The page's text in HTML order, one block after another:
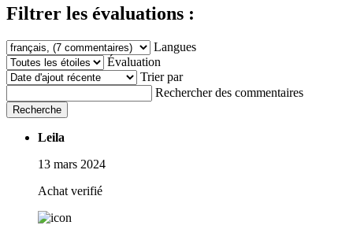
Filtrer les évaluations :
Langues
Évaluation
Trier par
Rechercher des commentaires
Recherche
Leila
13 mars 2024
Achat verifié